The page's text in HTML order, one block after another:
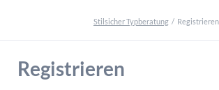
Stilsicher Typberatung Registrieren
Registrieren